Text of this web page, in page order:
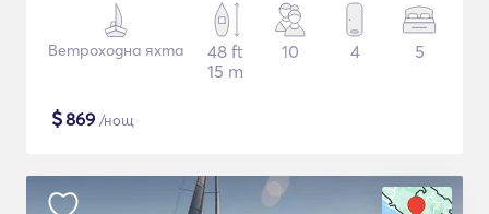
Ветроходна яхта
48 ft
15 m
10 4 5
$869 /нощ